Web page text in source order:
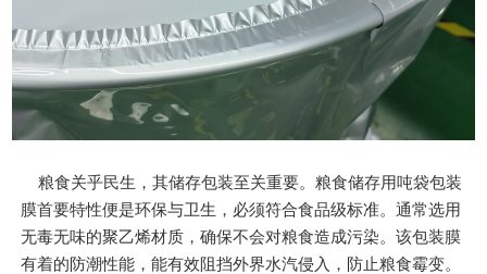
粮食关乎民生，其储存包装至关重要。粮食储存用吨袋包装
膜首要特性便是环保与卫生，必须符合食品级标准。通常选用
无毒无味的聚乙烯材质，确保不会对粮食造成污染。该包装膜
有着的防潮性能，能有效阻挡外界水汽侵入，防止粮食霉变。